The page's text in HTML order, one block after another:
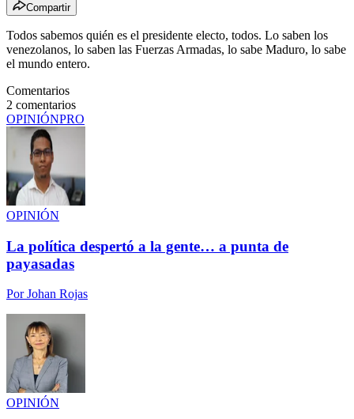
Compartir
Todos sabemos quién es el presidente electo, todos. Lo saben los
venezolanos, lo saben las Fuerzas Armadas, lo sabe Maduro, lo sabe
el mundo entero.
Comentarios
2 comentarios
OPINIÓNPRO
OPINIÓN
La política despertó a la gente… a punta de
payasadas
PorJohan Rojas
OPINIÓN